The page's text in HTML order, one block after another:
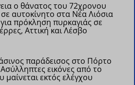
ο θάνατος του 72χρονου
αυτοκίνητο στα Νέα Λιόσια
πρόκληση πυρκαγιάς σε
Αττική και Λέσβο
παράδεισος στο Πόρτο
εικόνες από το
εκτός ελέγχου